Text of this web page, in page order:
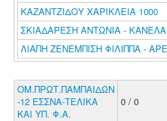
ΚΑΖΑΝΤΖΙΔΟΥ ΧΑΡΙΚΛΕΙΑ 1000
ΣΚΙΑΔΑΡΕΣΗ ΑΝΤΩΝΙΑ - ΚΑΝΕΛΑ
ΛΙΑΠΗ ΖΕΝΕΜΠΙΣΗ ΦΙΛΙΠΠΑ -
ΟΜ.ΠΡΩΤ.ΠΑΜΠΑΙΔΩΝ
-12 ΕΣΣΝΑ-ΤΕΛΙΚΑ
ΚΑΙ ΥΠ. Φ.Α.
0 / 0